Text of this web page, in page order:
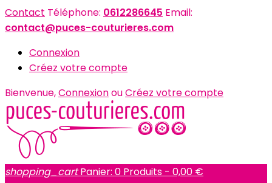
Contact Téléphone: 0612286645 Email:
contact@puces-couturieres.com
Connexion
Créez votre compte
Bienvenue,ConnexionouCréez votre compte
shopping_cart Panier: 0 Produits - 0,00 €